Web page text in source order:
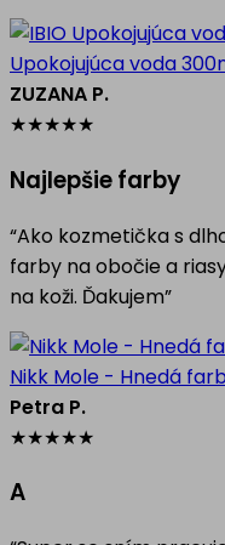
Upokojujúca voda
ZUZANA P.
★★★★★
Najlepšie farby
“Ako kozmetička s
farby na obočie a
na koži. Ďakujem”
Nikk Mole - Hnedá
Petra P.
★★★★★
A